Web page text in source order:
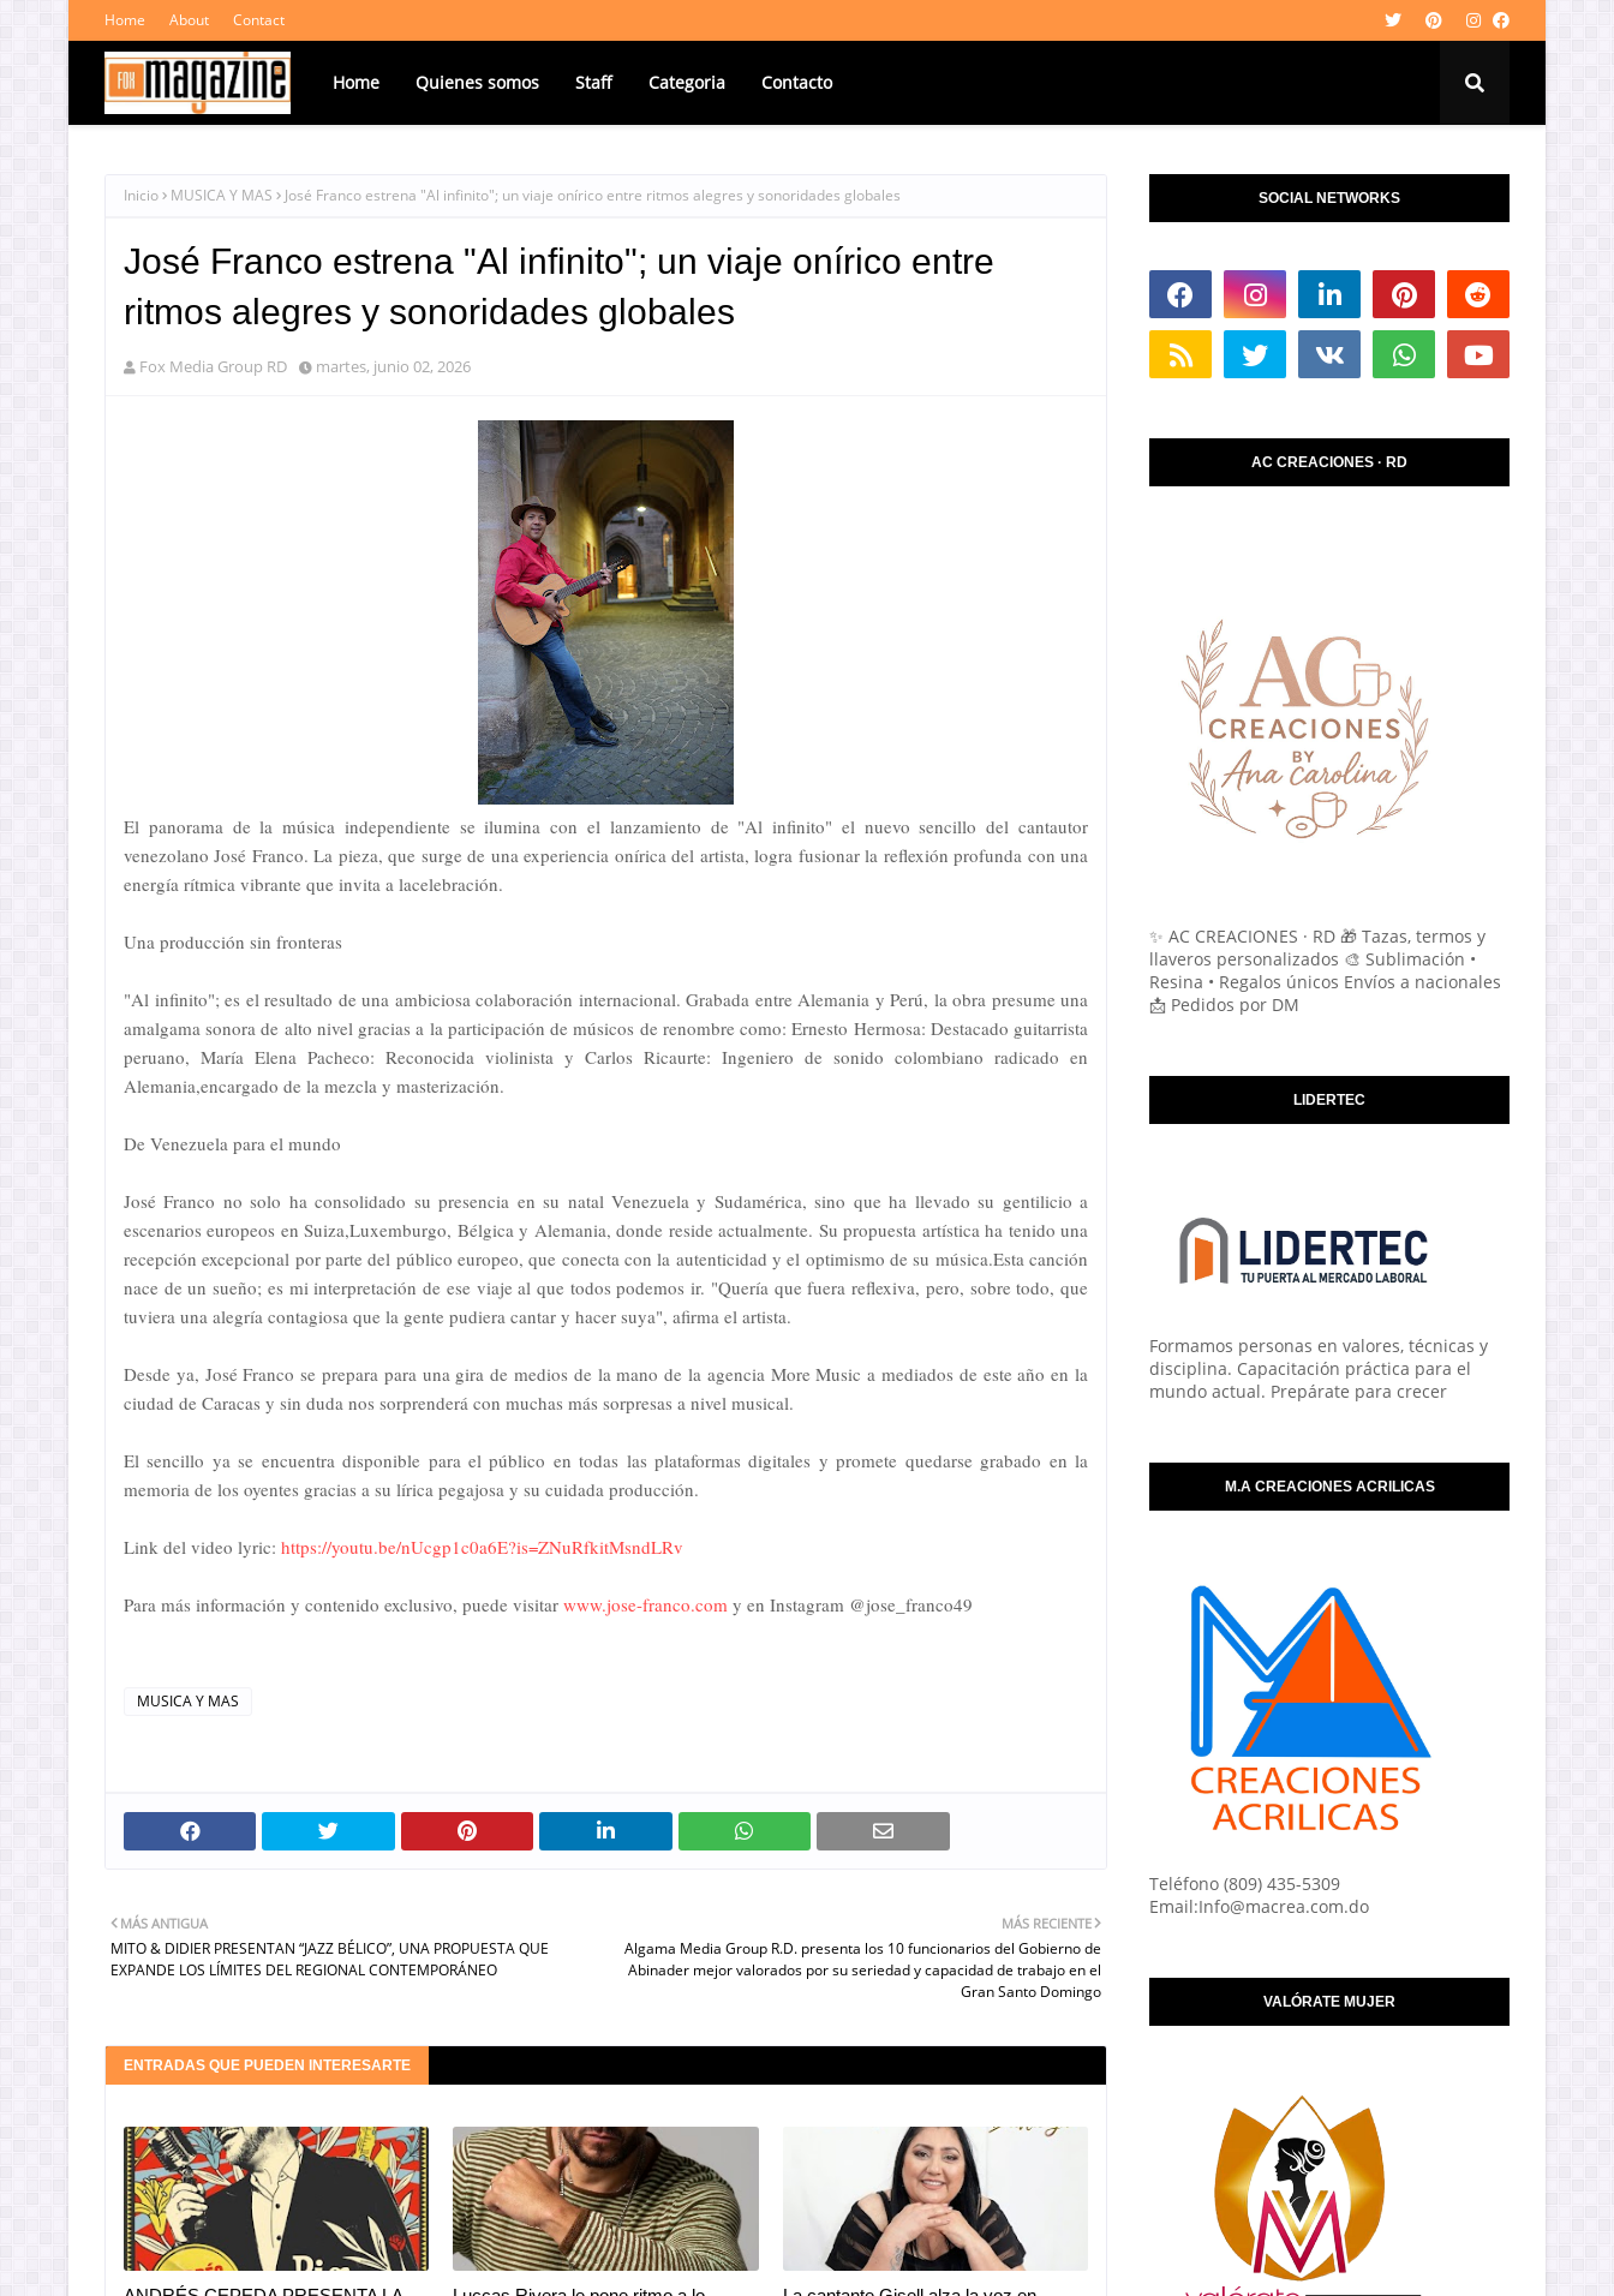
Home About Contact
Home Quienes somos Staff Categoria Contacto
Inicio MUSICA Y MAS José Franco estrena "Al infinito"; un viaje onírico entre ritmos alegres y sonoridades globales
José Franco estrena "Al infinito"; un viaje onírico entre
ritmos alegres y sonoridades globales
Fox Media Group RD martes, junio 02, 2026
El panorama de la música independiente se ilumina con el lanzamiento de "Al infinito" el nuevo sencillo del cantautor
venezolano José Franco. La pieza, que surge de una experiencia onírica del artista, logra fusionar la reflexión profunda con una
energía rítmica vibrante que invita a lacelebración.
Una producción sin fronteras
"Al infinito"; es el resultado de una ambiciosa colaboración internacional. Grabada entre Alemania y Perú, la obra presume una
amalgama sonora de alto nivel gracias a la participación de músicos de renombre como: Ernesto Hermosa: Destacado guitarrista
peruano, María Elena Pacheco: Reconocida violinista y Carlos Ricaurte: Ingeniero de sonido colombiano radicado en
Alemania,encargado de la mezcla y masterización.
De Venezuela para el mundo
José Franco no solo ha consolidado su presencia en su natal Venezuela y Sudamérica, sino que ha llevado su gentilicio a
escenarios europeos en Suiza,Luxemburgo, Bélgica y Alemania, donde reside actualmente. Su propuesta artística ha tenido una
recepción excepcional por parte del público europeo, que conecta con la autenticidad y el optimismo de su música.Esta canción
nace de un sueño; es mi interpretación de ese viaje al que todos podemos ir. "Quería que fuera reflexiva, pero, sobre todo, que
tuviera una alegría contagiosa que la gente pudiera cantar y hacer suya", afirma el artista.
Desde ya, José Franco se prepara para una gira de medios de la mano de la agencia More Music a mediados de este año en la
ciudad de Caracas y sin duda nos sorprenderá con muchas más sorpresas a nivel musical.
El sencillo ya se encuentra disponible para el público en todas las plataformas digitales y promete quedarse grabado en la
memoria de los oyentes gracias a su lírica pegajosa y su cuidada producción.
Link del video lyric: https://youtu.be/nUcgp1c0a6E?is=ZNuRfkitMsndLRv
Para más información y contenido exclusivo, puede visitar www.jose-franco.com y en Instagram @jose_franco49
MUSICA Y MAS
MÁS RECIENTE
Algama Media Group R.D. presenta los 10 funcionarios del Gobierno de
Abinader mejor valorados por su seriedad y capacidad de trabajo en el
Gran Santo Domingo
MÁS ANTIGUA
MITO & DIDIER PRESENTAN “JAZZ BÉLICO”, UNA PROPUESTA QUE
EXPANDE LOS LÍMITES DEL REGIONAL CONTEMPORÁNEO
ENTRADAS QUE PUEDEN INTERESARTE
SOCIAL NETWORKS
AC CREACIONES · RD
✨ AC CREACIONES · RD 🎁 Tazas, termos y
llaveros personalizados 🎨 Sublimación •
Resina • Regalos únicos Envíos a nacionales
📩 Pedidos por DM
LIDERTEC
Formamos personas en valores, técnicas y
disciplina. Capacitación práctica para el
mundo actual. Prepárate para crecer
M.A CREACIONES ACRILICAS
Teléfono (809) 435-5309
Email:Info@macrea.com.do
VALÓRATE MUJER